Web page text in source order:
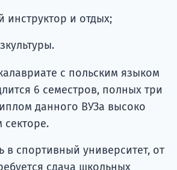
инструктор и отдых;
с польским языком
6 семестров, полных три
данного ВУЗа высоко
секторе.
в спортивный университет, от
сдача школьных